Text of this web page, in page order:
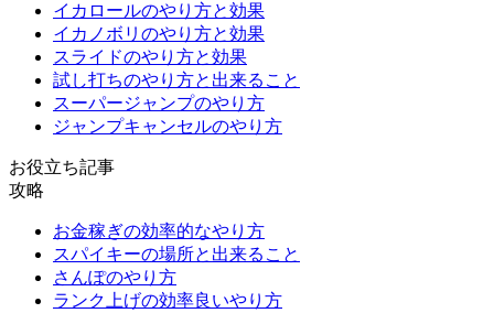
イカロールのやり方と効果
イカノボリのやり方と効果
スライドのやり方と効果
試し打ちのやり方と出来ること
スーパージャンプのやり方
ジャンプキャンセルのやり方
お役立ち記事
攻略
お金稼ぎの効率的なやり方
スパイキーの場所と出来ること
さんぽのやり方
ランク上げの効率良いやり方